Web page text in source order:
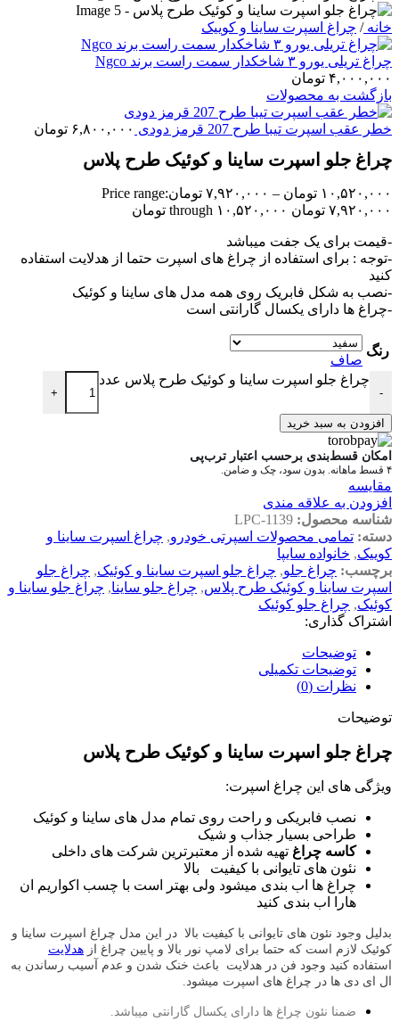
خانه/ چراغ اسپرت ساینا و کوییک
چراغ تریلی یورو ۳ شاخکدار سمت راست برند Ngco
۴,۰۰۰,۰۰۰ تومان
بازگشت به محصولات
خطر عقب اسپرت تیبا طرح 207 قرمز دودی ۶,۸۰۰,۰۰۰ تومان
چراغ جلو اسپرت ساینا و کوئیک طرح پلاس
۱۰,۵۲۰,۰۰۰ تومان – ۷,۹۲۰,۰۰۰ تومانPrice range:
۷,۹۲۰,۰۰۰ تومان through ۱۰,۵۲۰,۰۰۰ تومان
-قیمت برای یک جفت میباشد
-توجه : برای استفاده از چراغ های اسپرت حتما از هدلایت استفاده
کنید
-نصب به شکل فابریک روی همه مدل های ساینا و کوئیک
-چراغ ها دارای یکسال گارانتی است
رنگ
صاف
-
چراغ جلو اسپرت ساینا و کوئیک طرح پلاس عدد
+
افزودن به سبد خرید
امکان قسط‌بندی برحسب اعتبار ترب‌پی
۴ قسط ماهانه. بدون سود، چک و ضامن.
مقایسه
افزودن به علاقه مندی
شناسه محصول: LPC-1139
دسته: تمامی محصولات اسپرتی خودرو, چراغ اسپرت ساینا و
کوییک, خانواده سایپا
برچسب: چراغ جلو, چراغ جلو اسپرت ساینا و کوئیک, چراغ جلو
اسپرت ساینا و کوئیک طرح پلاس, چراغ جلو ساینا, چراغ جلو ساینا و
کوئیک, چراغ جلو کوئیک
اشتراک گذاری:
توضیحات
توضیحات تکمیلی
نظرات (0)
توضیحات
چراغ جلو اسپرت ساینا و کوئیک طرح پلاس
ویژگی های این چراغ اسپرت:
نصب فابریکی و راحت روی تمام مدل های ساینا و کوئیک
طراحی بسیار جذاب و شیک
کاسه چراغ تهیه شده از معتبرترین شرکت های داخلی
نئون های تایوانی با کیفیت بالا
چراغ ها اب بندی میشود ولی بهتر است با چسب اکواریم ان
هارا اب بندی کنید
بدلیل وجود نئون های تایوانی با کیفیت بالا در این مدل چراغ اسپرت ساینا و
کوئیک لازم است که حتما برای لامپ نور بالا و پایین چراغ از هدلایت
استفاده کنید وجود فن در هدلایت باعث خنک شدن و عدم آسیب رساندن به
ال ای دی ها در چراغ های اسپرت میشود.
ضمنا نئون چراغ ها دارای یکسال گارانتی میباشد.